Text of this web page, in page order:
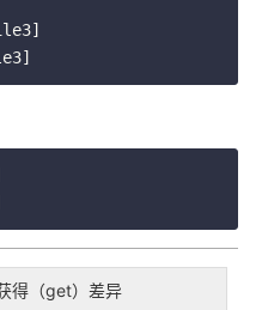
得（get）差异